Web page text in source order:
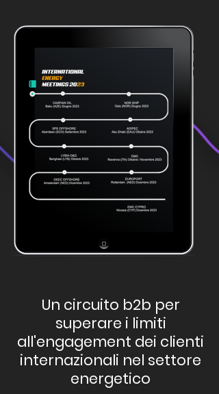
Un circuito b2b per
superare i limiti
all'engagement dei clienti
internazionali nel settore
energetico